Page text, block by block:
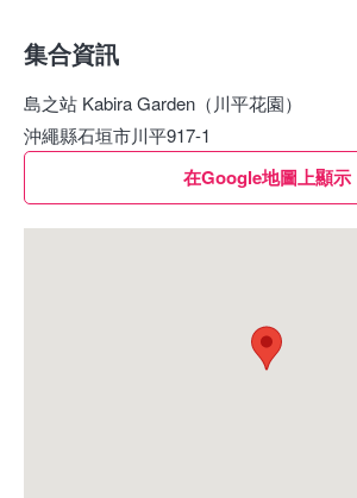
集合資訊
島之站 Kabira Garden（川平花園）
沖繩縣石垣市川平917-1
在Google地圖上顯示